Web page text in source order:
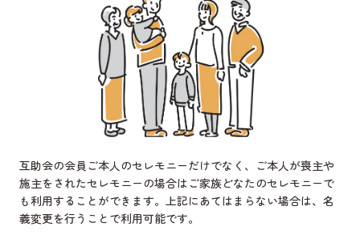
互助会の会員ご本人のセレモニーだけでなく、ご本人が喪主や
施主をされたセレモニーの場合はご家族どなたのセレモニーで
も利用することができます。上記にあてはまらない場合は、名
義変更を行うことで利用可能です。